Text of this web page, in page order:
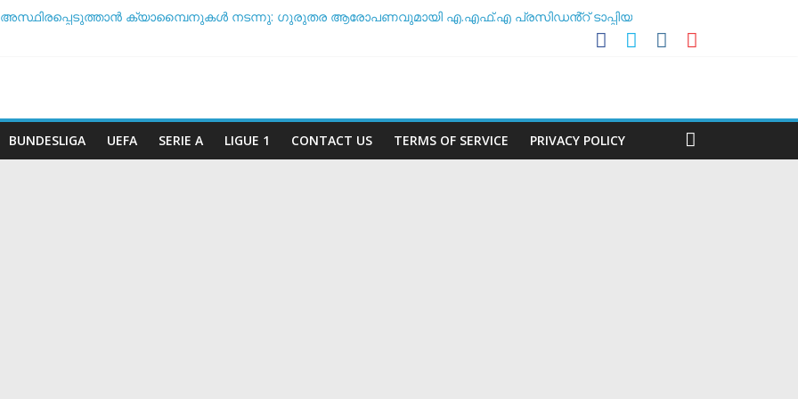
അസ്ഥിരപ്പെടുത്താൻ ക്യാമ്പൈനുകൾ നടന്നു: ഗുരുതര ആരോപണവുമായി എ.എഫ്.എ പ്രസിഡൻ്റ് ടാപ്പിയ
BUNDESLIGA UEFA SERIE A LIGUE 1 CONTACT US TERMS OF SERVICE PRIVACY POLICY